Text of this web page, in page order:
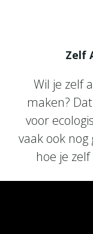
Zelf
Wil je zelf
maken?
voor
vaak ook
hoe je